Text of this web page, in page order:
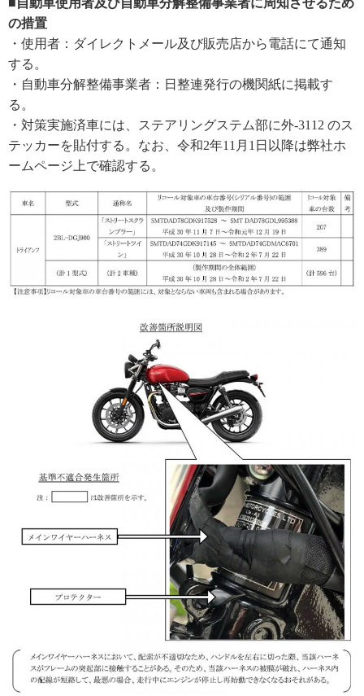
■自動車使用者及び自動車分解整備事業者に周知させるため
の措置
・使用者：ダイレクトメール及び販売店から電話にて通知
する。
・自動車分解整備事業者：日整連発行の機関紙に掲載す
る。
・対策実施済車には、ステアリングステム部に外-3112 のス
テッカーを貼付する。なお、令和2年11月1日以降は弊社ホ
ームページ上で確認する。